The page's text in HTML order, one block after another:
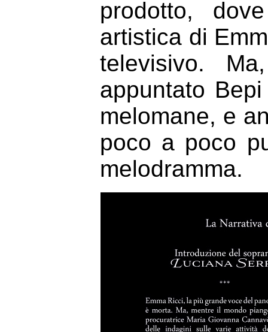
prodotto,
artistica di
televisivo.
appuntato
melomane, e
poco a poco
melodramma.